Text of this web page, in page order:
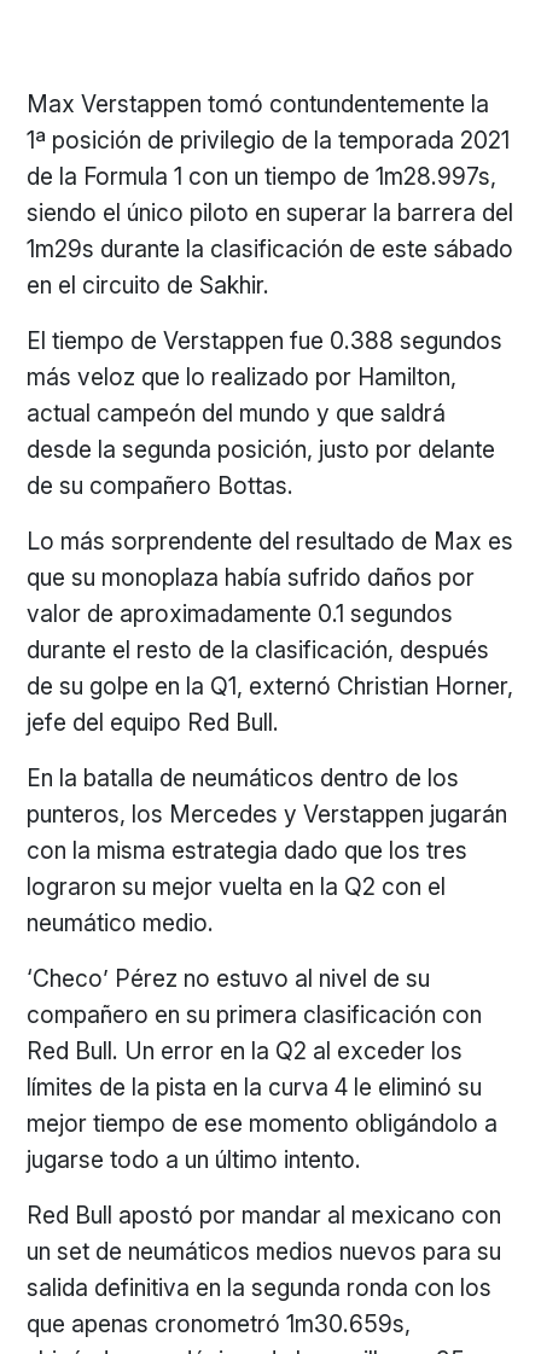
Max Verstappen tomó contundentemente la
1ª posición de privilegio de la temporada 2021
de la Formula 1 con un tiempo de 1m28.997s,
siendo el único piloto en superar la barrera del
1m29s durante la clasificación de este sábado
en el circuito de Sakhir.
El tiempo de Verstappen fue 0.388 segundos
más veloz que lo realizado por Hamilton,
actual campeón del mundo y que saldrá
desde la segunda posición, justo por delante
de su compañero Bottas.
Lo más sorprendente del resultado de Max es
que su monoplaza había sufrido daños por
valor de aproximadamente 0.1 segundos
durante el resto de la clasificación, después
de su golpe en la Q1, externó Christian Horner,
jefe del equipo Red Bull.
En la batalla de neumáticos dentro de los
punteros, los Mercedes yVerstappen jugarán
con la misma estrategia dado que los tres
lograron su mejor vuelta en la Q2 con el
neumático medio.
‘Checo’ Pérez no estuvo al nivel de su
compañero en su primera clasificación con
Red Bull. Un error en la Q2 al exceder los
límites de la pista en la curva 4 le eliminó su
mejor tiempo de ese momento obligándolo a
jugarse todo a un último intento.
Red Bull apostó por mandar al mexicano con
un set de neumáticos medios nuevos para su
salida definitiva en la segunda ronda con los
que apenas cronometró 1m30.659s,